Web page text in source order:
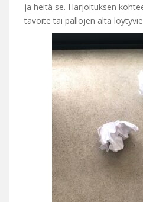
ja heitä se. Harjoituksen
tavoite tai pallojen alta